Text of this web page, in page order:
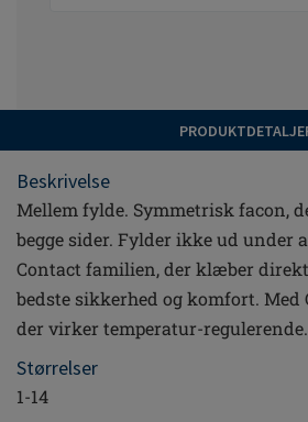
Beskrivelse
Mellem fylde. Symmetrisk facon,
begge sider. Fylder ikke ud under
Contact familien, der klæber
bedste sikkerhed og komfort.
der virker temperatur-regulerende.
Størrelser
1-14